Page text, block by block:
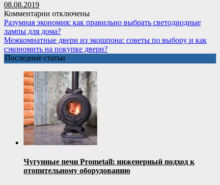
выбора
и
70+
вдохновляющих
реализаций
в
интерьере
08.08.2019
Комментарии к
записи
Ткань
для
обивки
мебели
(70+
вариантов):
виды
и
особенности
выбора
отключены
Разумная экономия: как правильно выбрать светодиодные
лампы для дома?
Межкомнатные двери из экошпона: советы по выбору и как
сэкономить на покупке двери?
Последние статьи
Чугунные печи Prometall: инженерный подход к
отопительному оборудованию